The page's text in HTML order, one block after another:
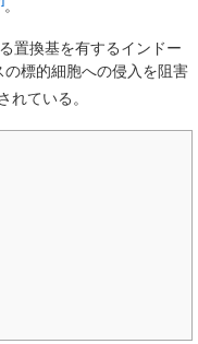
。
置換基を有するインドー
標的細胞への侵入を阻害
れている。